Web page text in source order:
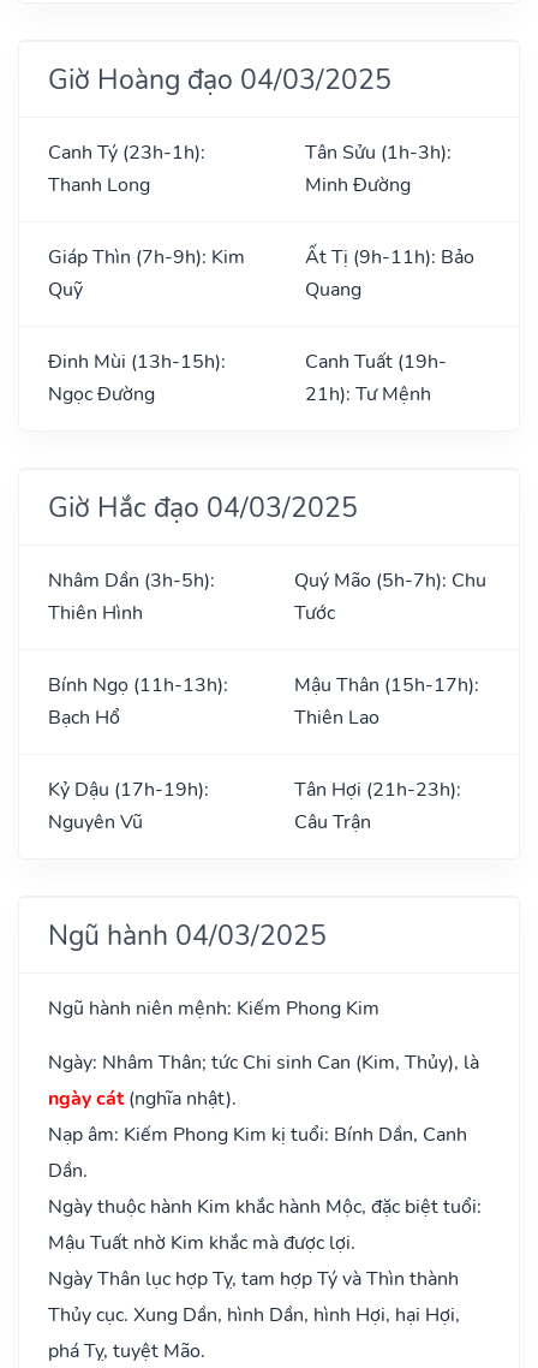
Giờ Hoàng đạo 04/03/2025
Canh Tý (23h-1h):
Thanh Long
Tân Sửu (1h-3h):
Minh Đường
Giáp Thìn (7h-9h): Kim
Quỹ
Ất Tị (9h-11h): Bảo
Quang
Đinh Mùi (13h-15h):
Ngọc Đường
Canh Tuất (19h-
21h): Tư Mệnh
Giờ Hắc đạo 04/03/2025
Nhâm Dần (3h-5h):
Thiên Hình
Quý Mão (5h-7h): Chu
Tước
Bính Ngọ (11h-13h):
Bạch Hổ
Mậu Thân (15h-17h):
Thiên Lao
Kỷ Dậu (17h-19h):
Nguyên Vũ
Tân Hợi (21h-23h):
Câu Trận
Ngũ hành 04/03/2025
Ngũ hành niên mệnh: Kiếm Phong Kim
Ngày: Nhâm Thân; tức Chi sinh Can (Kim, Thủy), là
ngày cát(nghĩa nhật).
Nạp âm: Kiếm Phong Kim kị tuổi: Bính Dần, Canh
Dần.
Ngày thuộc hành Kim khắc hành Mộc, đặc biệt tuổi:
Mậu Tuất nhờ Kim khắc mà được lợi.
Ngày Thân lục hợp Tỵ, tam hợp Tý và Thìn thành
Thủy cục. Xung Dần, hình Dần, hình Hợi, hại Hợi,
phá Tỵ, tuyệt Mão.